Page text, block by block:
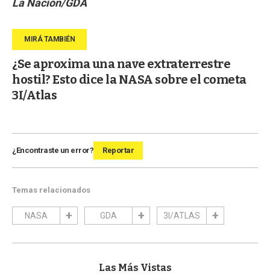
La Nación/GDA
¿Se aproxima una nave extraterrestre
hostil? Esto dice la NASA sobre el cometa
3I/Atlas
¿Encontraste un error? Reportar
Temas relacionados
NASA GDA 3I/ATLAS
Las Más Vistas